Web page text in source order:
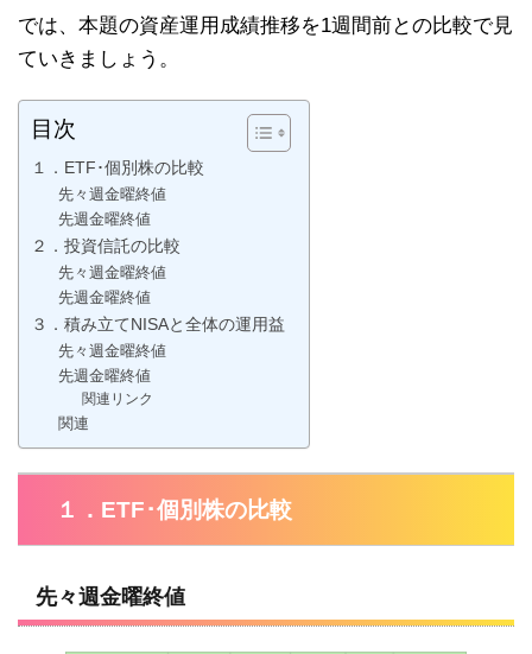
では、本題の資産運用成績推移を1週間前との比較で見
ていきましょう。
目次
１．ETF･個別株の比較
先々週金曜終値
先週金曜終値
２．投資信託の比較
先々週金曜終値
先週金曜終値
３．積み立てNISAと全体の運用益
先々週金曜終値
先週金曜終値
関連リンク
関連
１．ETF･個別株の比較
先々週金曜終値